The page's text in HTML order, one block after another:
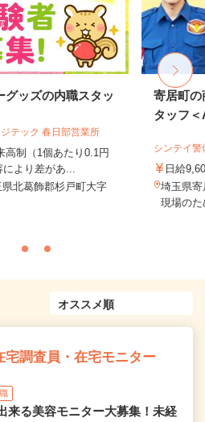
グッズの内職スタッ
テック 春日部営業所
高制（1個あたり0.1円
より差があ...
県北葛飾郡杉戸町大字
寄居町の
タッフ＜
シンテイ
日給
埼玉県
現場の
調査員・在宅モニター
来る美容モニター大募集！未経